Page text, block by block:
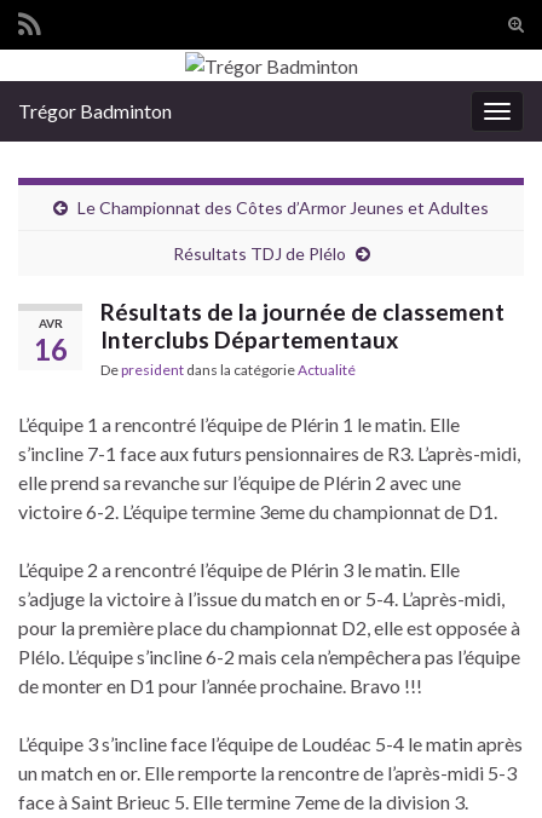
Search for:
Trégor Badminton
Le Championnat des Côtes d’Armor Jeunes et Adultes
Résultats TDJ de Plélo
AVR
16
Résultats de la journée de classement
Interclubs Départementaux
Depresident dans la catégorieActualité
L’équipe 1 a rencontré l’équipe de Plérin 1 le matin. Elle
s’incline 7-1 face aux futurs pensionnaires de R3. L’après-midi,
elle prend sa revanche sur l’équipe de Plérin 2 avec une
victoire 6-2. L’équipe termine 3eme du championnat de D1.
L’équipe 2 a rencontré l’équipe de Plérin 3 le matin. Elle
s’adjuge la victoire à l’issue du match en or 5-4. L’après-midi,
pour la première place du championnat D2, elle est opposée à
Plélo. L’équipe s’incline 6-2 mais cela n’empêchera pas l’équipe
de monter en D1 pour l’année prochaine. Bravo !!!
L’équipe 3 s’incline face l’équipe de Loudéac 5-4 le matin après
un match en or. Elle remporte la rencontre de l’après-midi 5-3
face à Saint Brieuc 5. Elle termine 7eme de la division 3.